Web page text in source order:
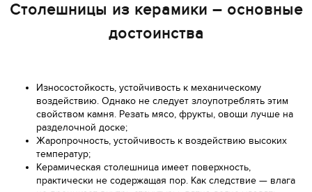
Столешницы из керамики – основные
достоинства
Износостойкость, устойчивость к механическому
воздействию. Однако не следует злоупотреблять этим
свойством камня. Резать мясо, фрукты, овощи лучше на
разделочной доске;
Жаропрочность, устойчивость к воздействию высоких
температур;
Керамическая столешница имеет поверхность,
практически не содержащая пор. Как следствие — влага